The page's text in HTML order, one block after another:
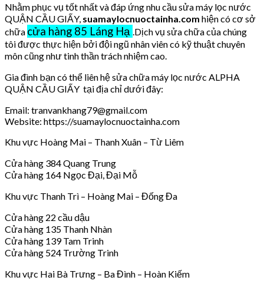
Nhằm phục vụ tốt nhất và đáp ứng nhu cầu sửa máy lọc nước
QUẬN CẦU GIẤY, suamaylocnuoctainha.com hiện có cơ sở
chữa cửa hàng 85 Láng Hạ .Dịch vụ sửa chữa của chúng
tôi được thực hiện bởi đội ngũ nhân viên có kỹ thuật chuyên
môn cũng như tinh thần trách nhiệm cao.
Gia đình bạn có thể liên hệ sửa chữa máy lọc nước ALPHA
QUẬN CẦU GIẤY tại địa chỉ dưới đây:
Email: tranvankhang79@gmail.com
Website: https://suamaylocnuoctainha.com
Khu vực Hoàng Mai – Thanh Xuân – Từ Liêm
Cửa hàng 384 Quang Trung
Cửa hàng 164 Ngọc Đại, Đại Mỗ
Khu vực Thanh Trì – Hoàng Mai – Đống Đa
Cửa hàng 22 cầu dậu
Cửa hàng 135 Thanh Nhàn
Cửa hàng 139 Tam Trinh
Cửa hàng 524 Trường Trinh
Khu vực Hai Bà Trưng – Ba Đình – Hoàn Kiếm